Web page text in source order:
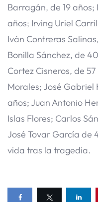
Barragán, de 19
años; Irving Uriel
Iván Contreras
Bonilla Sánchez, de
Cortez Cisneros, de
Morales; José Gabriel
años; Juan Antonio
Islas Flores; Carlos
José Tovar García de
vida tras la tragedia.